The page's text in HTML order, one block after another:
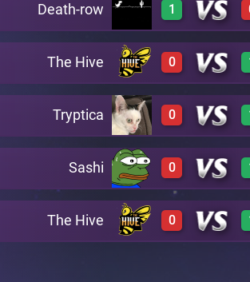
C4
Death-row 1
3 B2
The Hive 0
1 B6
Tryptica 0
0 B7
Sashi 0
0 B8
The Hive 0